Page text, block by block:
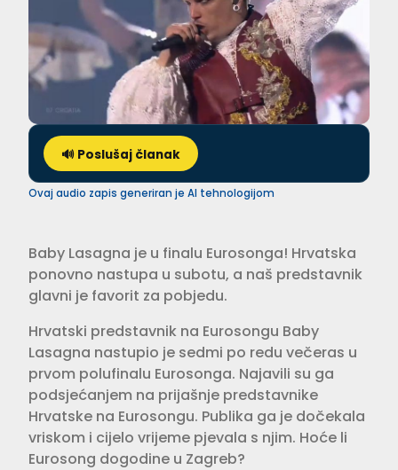
🔊 Poslušaj članak
Ovaj audio zapis generiran je AI tehnologijom
Baby Lasagna je u finalu Eurosonga! Hrvatska
ponovno nastupa u subotu, a naš predstavnik
glavni je favorit za pobjedu.
Hrvatski predstavnik na Eurosongu Baby
Lasagna nastupio je sedmi po redu večeras u
prvom polufinalu Eurosonga. Najavili su ga
podsjećanjem na prijašnje predstavnike
Hrvatske na Eurosongu. Publika ga je dočekala
vriskom i cijelo vrijeme pjevala s njim. Hoće li
Eurosong dogodine u Zagreb?